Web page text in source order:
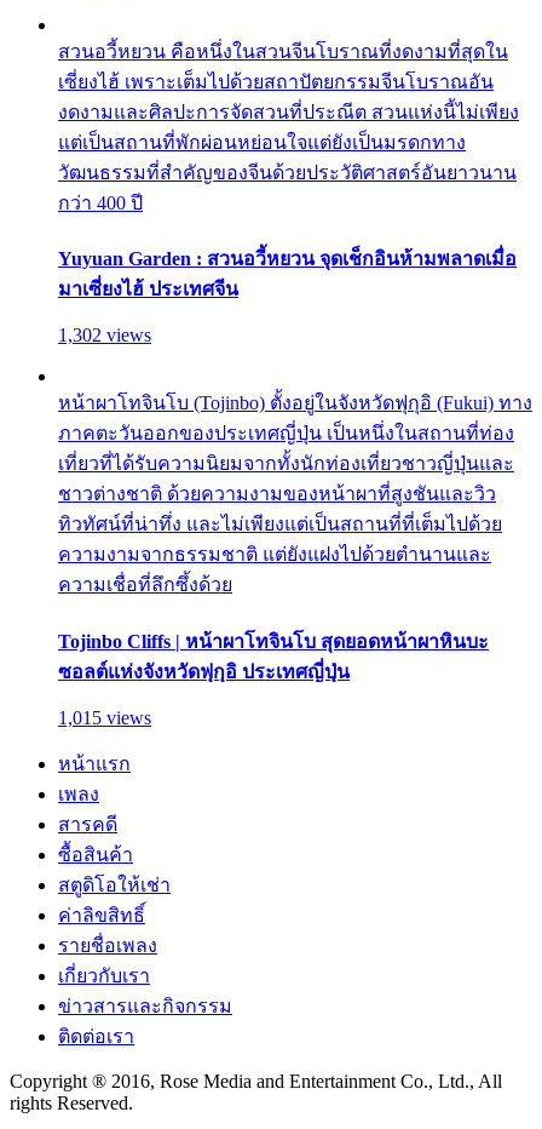
สวนอวี้หยวน คือหนึ่งในสวนจีนโบราณที่งดงามที่สุดใน
เซี่ยงไฮ้ เพราะเต็มไปด้วยสถาปัตยกรรมจีนโบราณอัน
งดงามและศิลปะการจัดสวนที่ประณีต สวนแห่งนี้ไม่เพียง
แต่เป็นสถานที่พักผ่อนหย่อนใจแต่ยังเป็นมรดกทาง
วัฒนธรรมที่สำคัญของจีนด้วยประวัติศาสตร์อันยาวนาน
กว่า 400 ปี
Yuyuan Garden : สวนอวี้หยวน จุดเช็กอินห้ามพลาดเมื่อ
มาเซี่ยงไฮ้ ประเทศจีน
1,302 views
หน้าผาโทจินโบ (Tojinbo) ตั้งอยู่ในจังหวัดฟุกุอิ (Fukui) ทาง
ภาคตะวันออกของประเทศญี่ปุ่น เป็นหนึ่งในสถานที่ท่อง
เที่ยวที่ได้รับความนิยมจากทั้งนักท่องเที่ยวชาวญี่ปุ่นและ
ชาวต่างชาติ ด้วยความงามของหน้าผาที่สูงชันและวิว
ทิวทัศน์ที่น่าทึ่ง และไม่เพียงแต่เป็นสถานที่ที่เต็มไปด้วย
ความงามจากธรรมชาติ แต่ยังแฝงไปด้วยตำนานและ
ความเชื่อที่ลึกซึ้งด้วย
Tojinbo Cliffs | หน้าผาโทจินโบ สุดยอดหน้าผาหินบะ
ซอลต์แห่งจังหวัดฟุกุอิ ประเทศญี่ปุ่น
1,015 views
หน้าแรก
เพลง
สารคดี
ซื้อสินค้า
สตูดิโอให้เช่า
ค่าลิขสิทธิ์
รายชื่อเพลง
เกี่ยวกับเรา
ข่าวสารและกิจกรรม
ติดต่อเรา
Copyright ® 2016, Rose Media and Entertainment Co., Ltd., All
rights Reserved.